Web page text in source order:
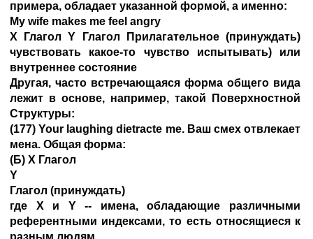
примера, обладает указанной формой, а именно:
My wife makes me feel angry
X Глагол Y Глагол Прилагательное (принуждать)
чувствовать какое-то чувство испытывать) или
внутреннее состояние
Другая, часто встречающаяся форма общего вида
лежит в основе, например, такой Поверхностной
Структуры:
(177) Your laughing dietracte me. Ваш смех отвлекает
мена. Общая форма:
(Б) X Глагол
Y
Глагол (принуждать)
где X и Y -- имена, обладающие различными
референтными индексами, то есть относящиеся к
разным людям.